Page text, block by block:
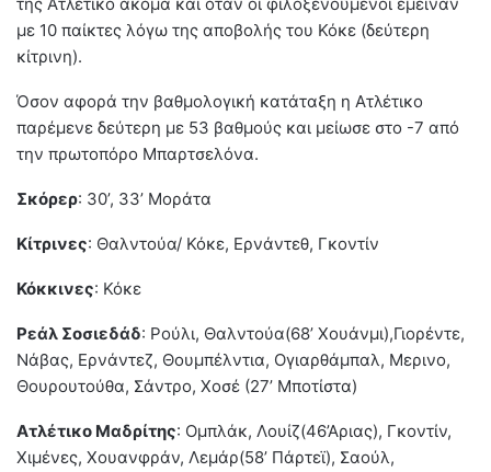
της Ατλέτικο ακόμα και όταν οι φιλοξενούμενοι έμειναν
με 10 παίκτες λόγω της αποβολής του Κόκε (δεύτερη
κίτρινη).
Όσον αφορά την βαθμολογική κατάταξη η Ατλέτικο
παρέμενε δεύτερη με 53 βαθμούς και μείωσε στο -7 από
την πρωτοπόρο Μπαρτσελόνα.
Σκόρερ: 30’, 33’ Μοράτα
Κίτρινες: Θαλντούα/ Κόκε, Ερνάντεθ, Γκοντίν
Κόκκινες: Κόκε
Ρεάλ Σοσιεδάδ: Ρούλι, Θαλντούα(68’ Χουάνμι),Γιορέντε,
Νάβας, Ερνάντεζ, Θουμπέλντια, Ογιαρθάμπαλ, Μερινο,
Θουρουτούθα, Σάντρο, Χοσέ (27’ Μποτίστα)
Ατλέτικο Μαδρίτης: Ομπλάκ, Λουίζ(46’Αριας), Γκοντίν,
Χιμένες, Χουανφράν, Λεμάρ(58’ Πάρτεϊ), Σαούλ,